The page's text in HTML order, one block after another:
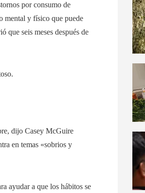
por consumo de
mental y físico que puede
que seis meses después de
dijo Casey McGuire
en temas «sobrios y
ayudar a que los hábitos se